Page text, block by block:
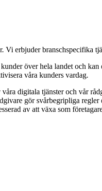
Vi erbjuder branschspecifika
över hela landet och
våra kunders vardag.
digitala tjänster och vår
gör svårbegripliga
av att växa som